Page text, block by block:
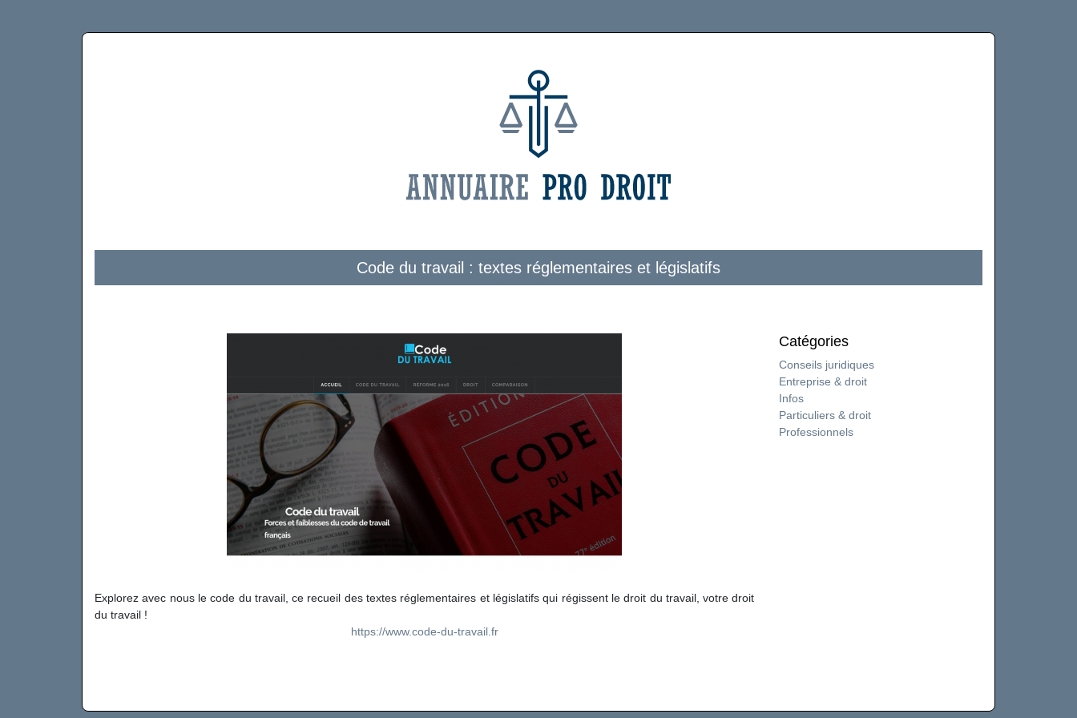
Code du travail : textes réglementaires et législatifs
Explorez avec nous le code du travail, ce recueil des textes réglementaires et législatifs qui régissent le droit du travail, votre droit
du travail !
https://www.code-du-travail.fr
Catégories
Conseils juridiques
Entreprise & droit
Infos
Particuliers & droit
Professionnels